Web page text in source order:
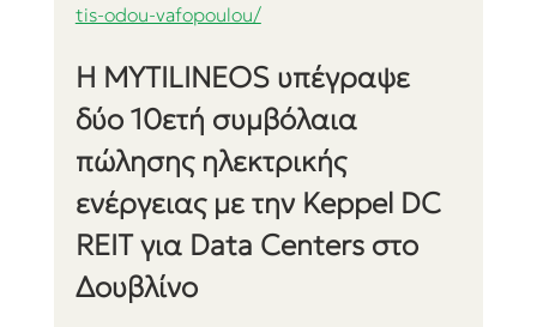
tis-odou-vafopoulou/
Η MYTILINEOS υπέγραψε
δύο 10ετή συμβόλαια
πώλησης ηλεκτρικής
ενέργειας με την Keppel DC
REIT για Data Centers στο
Δουβλίνο